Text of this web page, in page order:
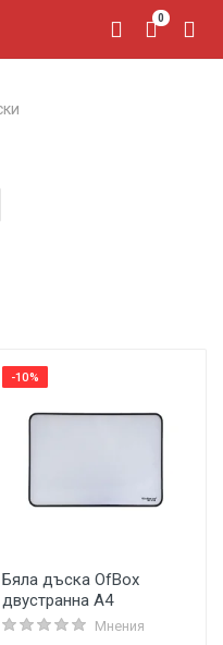
0
-10%
Бяла дъска OfBox
двустранна A4
Мнения